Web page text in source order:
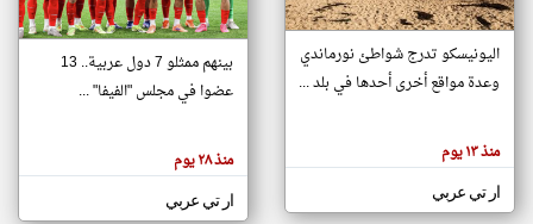
تغيير الدولة
اخبار جزر القمر على مدار الساعة
أهم اخبار جزر القمر العاجلة والمباشرة
هنا عن
وجهة
كاتبيها.
اليونيسكو تدرج شواطئ نورماندي
وعدة مواقع أخرى أحدها في بلد ...
منذ ١٣ يوم
ار تي عربي
بينهم ممثلو 7 دول عربية.. 13
عضوا في مجلس "الفيفا" ...
منذ ٢٨ يوم
ار تي عربي
klyoum.com